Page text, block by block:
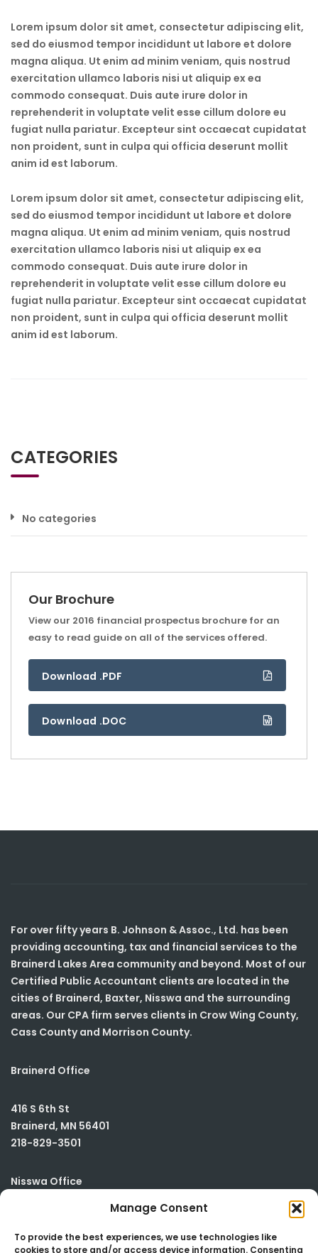
Manage Consent
To provide the best experiences, we use technologies like
cookies to store and/or access device information. Consenting
Lorem ipsum dolor sit amet, consectetur adipiscing elit,
sed do eiusmod tempor incididunt ut labore et dolore
magna aliqua. Ut enim ad minim veniam, quis nostrud
exercitation ullamco laboris nisi ut aliquip ex ea
commodo consequat. Duis aute irure dolor in
reprehenderit in voluptate velit esse cillum dolore eu
fugiat nulla pariatur. Excepteur sint occaecat cupidatat
non proident, sunt in culpa qui officia deserunt mollit
anim id est laborum.
Lorem ipsum dolor sit amet, consectetur adipiscing elit,
sed do eiusmod tempor incididunt ut labore et dolore
magna aliqua. Ut enim ad minim veniam, quis nostrud
exercitation ullamco laboris nisi ut aliquip ex ea
commodo consequat. Duis aute irure dolor in
reprehenderit in voluptate velit esse cillum dolore eu
fugiat nulla pariatur. Excepteur sint occaecat cupidatat
non proident, sunt in culpa qui officia deserunt mollit
anim id est laborum.
CATEGORIES
No categories
Our Brochure
View our 2016 financial prospectus brochure for an
easy to read guide on all of the services offered.
Download .PDF
Download .DOC
For over fifty years B. Johnson & Assoc., Ltd. has been
providing accounting, tax and financial services to the
Brainerd Lakes Area community and beyond. Most of our
Certified Public Accountant clients are located in the
cities of Brainerd, Baxter, Nisswa and the surrounding
areas. Our CPA firm serves clients in Crow Wing County,
Cass County and Morrison County.
Brainerd Office
416 S 6th St
Brainerd, MN 56401
218-829-3501
Nisswa Office
Building #2